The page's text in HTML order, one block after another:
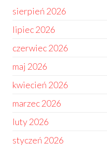
sierpień 2026
lipiec 2026
czerwiec 2026
maj 2026
kwiecień 2026
marzec 2026
luty 2026
styczeń 2026